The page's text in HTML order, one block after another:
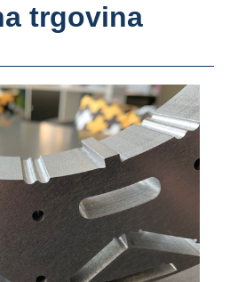
trgovina